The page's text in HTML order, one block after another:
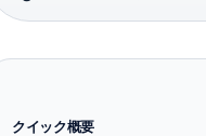
クイック概要